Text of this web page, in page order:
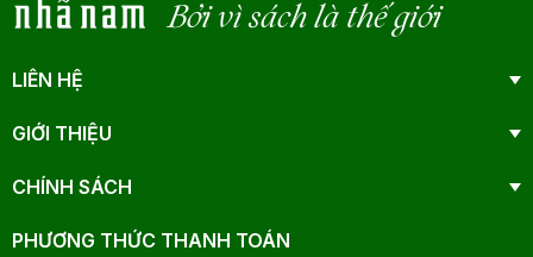
Bởi vì sách là thế giới
LIÊN HỆ
GIỚI THIỆU
CHÍNH SÁCH
PHƯƠNG THỨC THANH TOÁN